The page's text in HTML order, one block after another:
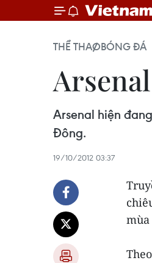
THỂ THAOBÓNG ĐÁ
Arsenal hiện
Đông.
19/10/2012 03:37